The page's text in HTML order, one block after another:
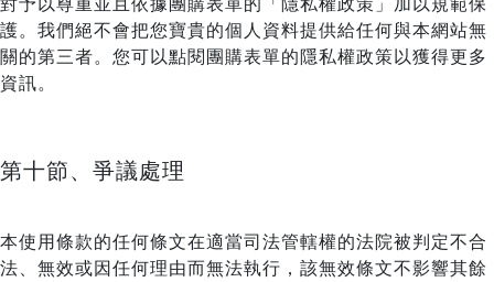
護。我們絕不會把您寶貴的個人資料提供給任何與本網站無
關的第三者。您可以點閱團購表單的隱私權政策以獲得更多
資訊。
第十節、爭議處理
本使用條款的任何條文在適當司法管轄權的法院被判定不合
法、無效或因任何理由而無法執行，該無效條文不影響其餘